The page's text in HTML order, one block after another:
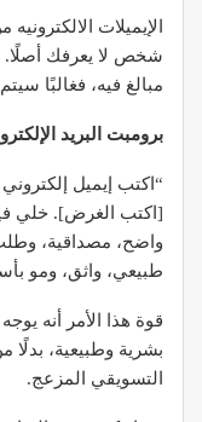
الإيميلات
شخص لا يعرفك أصلًا.
مبالغ فيه، فغالبًا
برومبت البريد
“اكتب إيميل
[اكتب الغرض]. خلي
طبيعي، واثق، ومو
قوة هذا الأمر أنه
بشرية وطبيعية، بدلًا
التسويقي المزعج.